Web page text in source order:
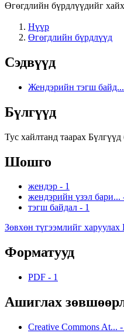
Өгөгдлийн бүрдлүүдийг хайх
Нүүр
Өгөгдлийн бүрдлүүд
Сэдвүүд
Жендэрийн тэгш байд...
Бүлгүүд
Тус хайлтанд таарах
Шошго
жендэр - 1
жендэрийн үзэл бари...
тэгш байдал - 1
Зөвхөн түгээмлийг
Форматууд
PDF - 1
Ашиглах
Creative Commons At... -